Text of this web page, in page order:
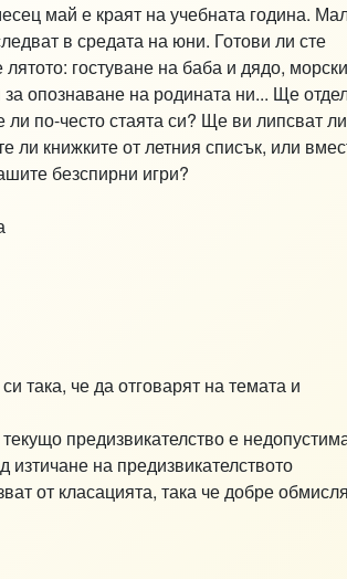
май е краят на учебната година.
в средата на юни. Готови ли сте
гостуване на баба и дядо,
за опознаване на родината ни... Ще
по-често стаята си? Ще ви липсват ли
ли книжките от летния списък, или
безспирни игри?
така, че да отговарят на темата и
предизвикателство е
на предизвикателството
от класацията, така че добре